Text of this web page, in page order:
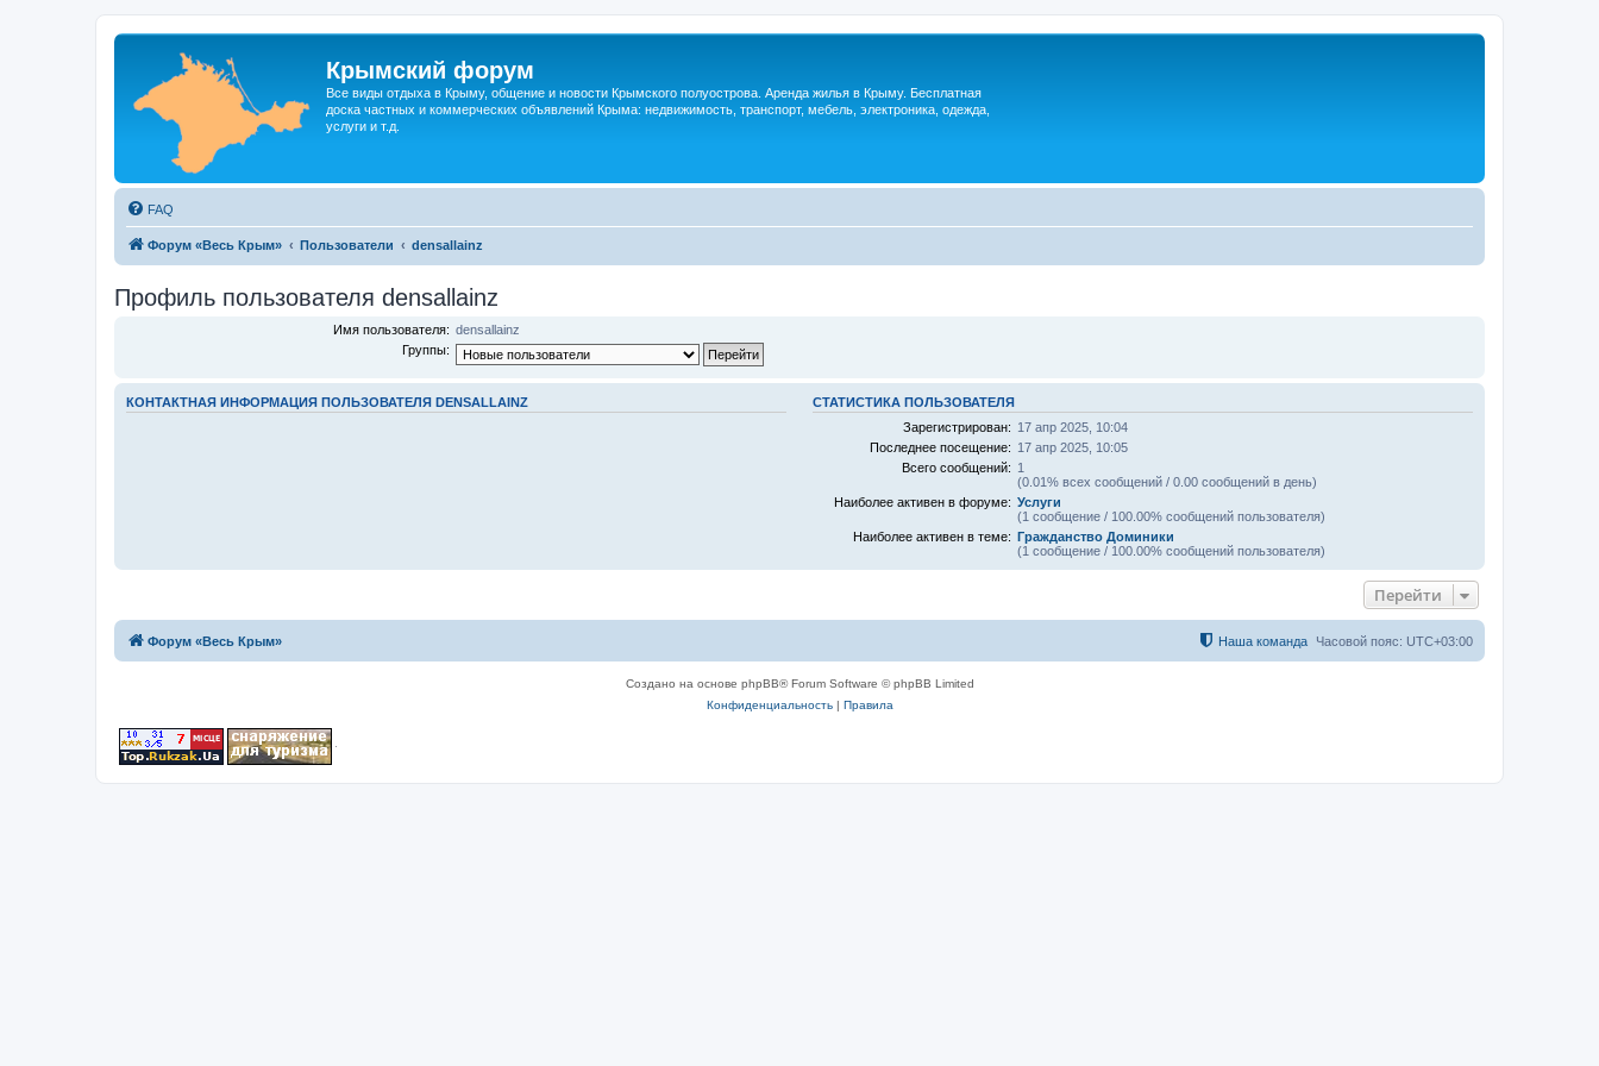
Крымский форум
Все виды отдыха в Крыму, общение и новости Крымского полуострова. Аренда жилья в Крыму. Бесплатная
доска частных и коммерческих объявлений Крыма: недвижимость, транспорт, мебель, электроника, одежда,
услуги и т.д.
FAQ
Форум «Весь Крым» Пользователи densallainz
Профиль пользователя densallainz
Имя пользователя: densallainz
Группы:
КОНТАКТНАЯ ИНФОРМАЦИЯ ПОЛЬЗОВАТЕЛЯ DENSALLAINZ
СТАТИСТИКА ПОЛЬЗОВАТЕЛЯ
Зарегистрирован: 17 апр 2025, 10:04
Последнее посещение: 17 апр 2025, 10:05
Всего сообщений: 1
(0.01% всех сообщений / 0.00 сообщений в день)
Наиболее активен в форуме: Услуги
(1 сообщение / 100.00% сообщений пользователя)
Наиболее активен в теме: Гражданство Доминики
(1 сообщение / 100.00% сообщений пользователя)
Перейти
Форум «Весь Крым» Часовой пояс: UTC+03:00
Наша команда
Создано на основе phpBB® Forum Software © phpBB Limited
Конфиденциальность| Правила